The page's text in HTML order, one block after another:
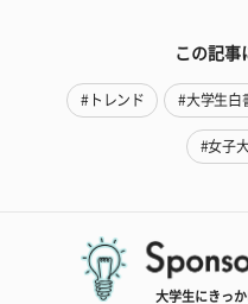
この記事
#トレンド #大学生白
#女子
大学生にきっ